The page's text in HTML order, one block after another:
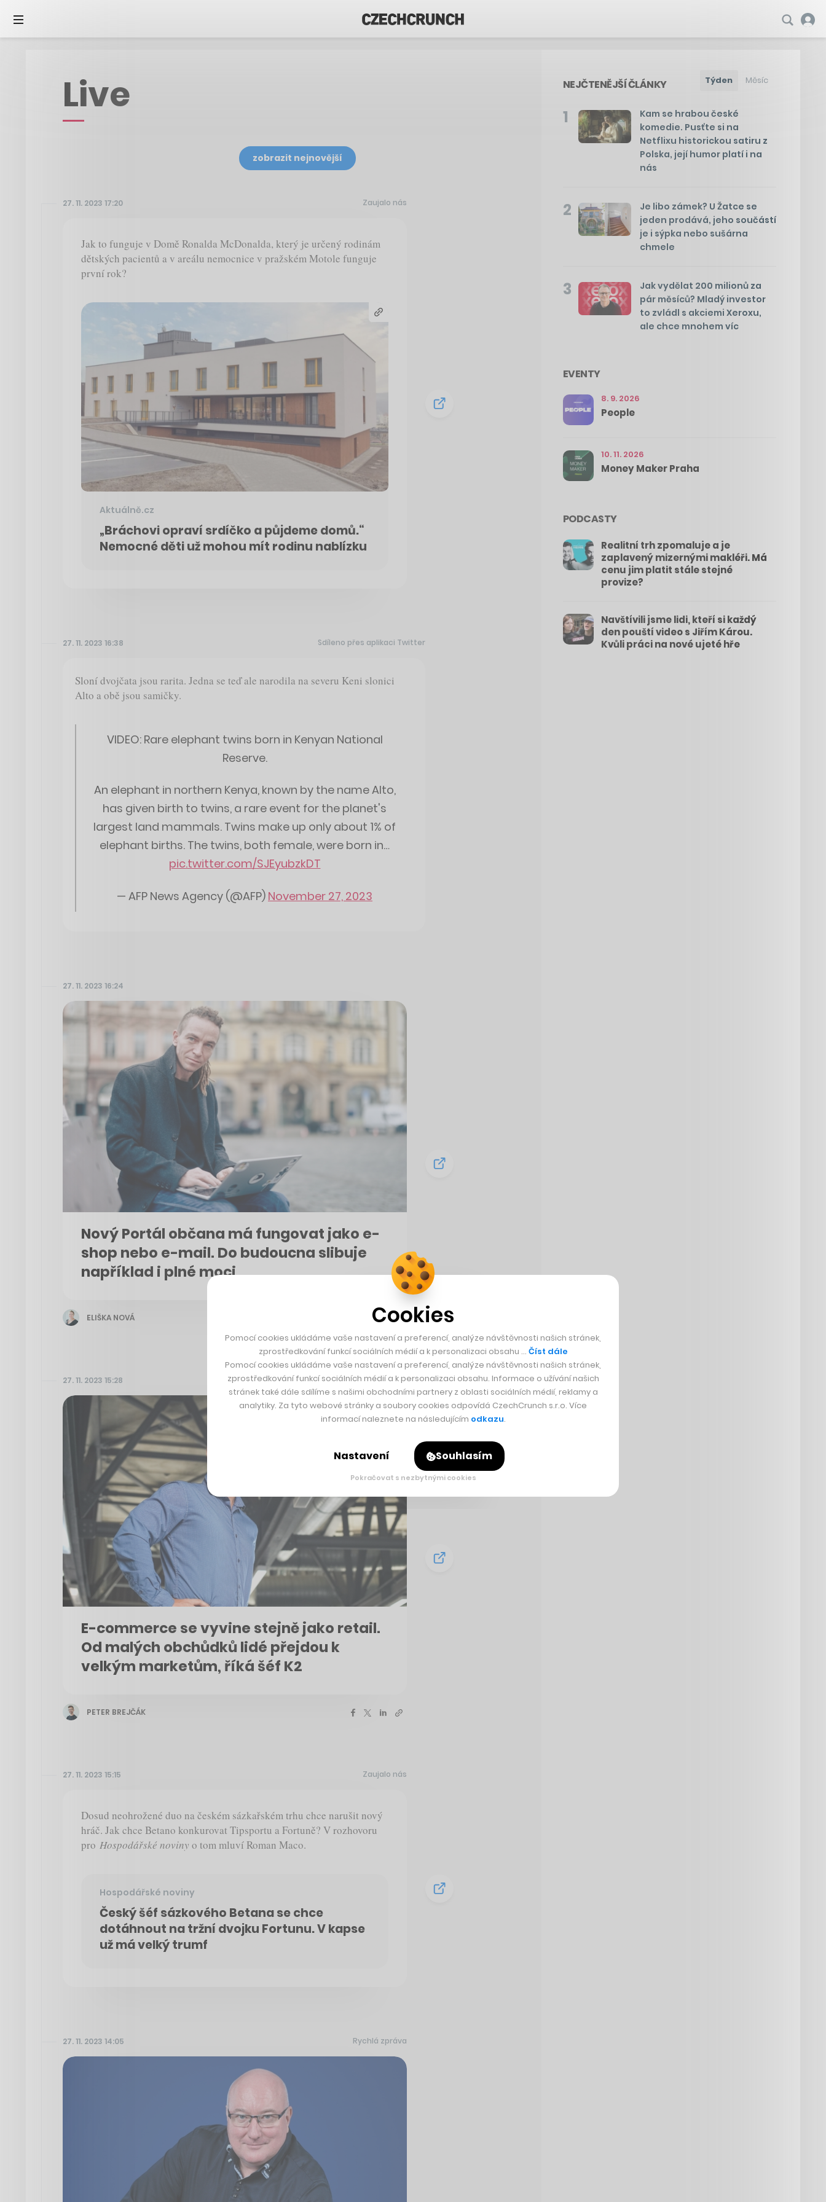
Live
zobrazit nejnovější
27. 11. 2023 17:20 Zaujalo nás
Jak to funguje v Domě Ronalda McDonalda, který je určený rodinám
dětských pacientů a v areálu nemocnice v pražském Motole funguje
první rok?
Aktuálně.cz
„Bráchovi opraví srdíčko a půjdeme domů.“
Nemocné děti už mohou mít rodinu nablízku
27. 11. 2023 16:38 Sdíleno přes aplikaci Twitter
Sloní dvojčata jsou rarita. Jedna se teď ale narodila na severu Keni slonici
Alto a obě jsou samičky.
VIDEO: Rare elephant twins born in Kenyan National
Reserve.
An elephant in northern Kenya, known by the name Alto,
has given birth to twins, a rare event for the planet's
largest land mammals. Twins make up only about 1% of
elephant births. The twins, both female, were born in…
pic.twitter.com/SJEyubzkDT
— AFP News Agency (@AFP) November 27, 2023
27. 11. 2023 16:24
Nový Portál občana má fungovat jako e-
shop nebo e-mail. Do budoucna slibuje
například i plné moci
ELIŠKA NOVÁ
27. 11. 2023 15:28
E-commerce se vyvine stejně jako retail.
Od malých obchůdků lidé přejdou k
velkým marketům, říká šéf K2
PETER BREJČÁK
27. 11. 2023 15:15 Zaujalo nás
Dosud neohrožené duo na českém sázkařském trhu chce narušit nový
hráč. Jak chce Betano konkurovat Tipsportu a Fortuně? V rozhovoru
pro Hospodářské noviny o tom mluví Roman Maco.
Hospodářské noviny
Český šéf sázkového Betana se chce
dotáhnout na tržní dvojku Fortunu. V kapse
už má velký trumf
27. 11. 2023 14:05 Rychlá zpráva
NEJČTENĚJŠÍ ČLÁNKY Týden Měsíc
1
Kam se hrabou české
komedie. Pusťte si na
Netflixu historickou satiru z
Polska, její humor platí i na
nás
2
Je libo zámek? U Žatce se
jeden prodává, jeho součástí
je i sýpka nebo sušárna
chmele
3
Jak vydělat 200 milionů za
pár měsíců? Mladý investor
to zvládl s akciemi Xeroxu,
ale chce mnohem víc
EVENTY
8. 9. 2026
People
10. 11. 2026
Money Maker Praha
PODCASTY
Realitní trh zpomaluje a je
zaplavený mizernými makléři. Má
cenu jim platit stále stejné
provize?
Navštívili jsme lidi, kteří si každý
den pouští video s Jiřím Károu.
Kvůli práci na nové ujeté hře
Cookies
Pomocí cookies ukládáme vaše nastavení a preferencí, analýze návštěvnosti našich stránek,
zprostředkování funkcí sociálních médií a k personalizaci obsahu … Číst dále
Pomocí cookies ukládáme vaše nastavení a preferencí, analýze návštěvnosti našich stránek,
zprostředkování funkcí sociálních médií a k personalizaci obsahu. Informace o užívání našich
stránek také dále sdílíme s našimi obchodními partnery z oblasti sociálních médií, reklamy a
analytiky. Za tyto webové stránky a soubory cookies odpovídá CzechCrunch s.r.o. Více
informací naleznete na následujícím odkazu.
Nastavení Souhlasím
Pokračovat s nezbytnými cookies